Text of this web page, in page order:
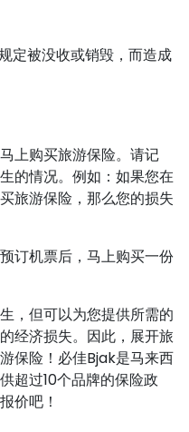
定被没收或销毁，而造成
上购买旅游保险。请记
的情况。例如：如果您在
旅游保险，那么您的损失
订机票后，马上购买一份
，但可以为您提供所需的
经济损失。因此，展开旅
保险！必佳Bjak是马来西
超过10个品牌的保险政
价吧！